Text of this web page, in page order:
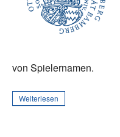
von Spielernamen.
Weiterlesen